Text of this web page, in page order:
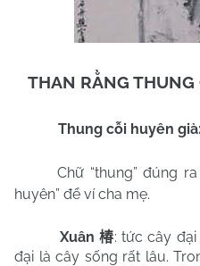
THAN RẰNG THUNG
Thung cỗi huyên già:
Chữ “thung” đúng
huyên” để ví cha mẹ.
Xuân 椿: tức cây
đại là cây sống rất lâu.